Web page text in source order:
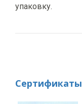
упаковку.
Сертификаты